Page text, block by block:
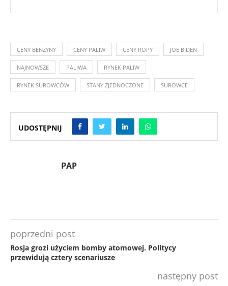
CENY BENZYNY CENY PALIW CENY ROPY JOE BIDEN
NAJNOWSZE PALIWA RYNEK PALIW
RYNEK SUROWCÓW STANY ZJEDNOCZONE SUROWCE
UDOSTĘPNIJ
PAP
poprzedni post
Rosja grozi użyciem bomby atomowej. Politycy
przewidują cztery scenariusze
następny post